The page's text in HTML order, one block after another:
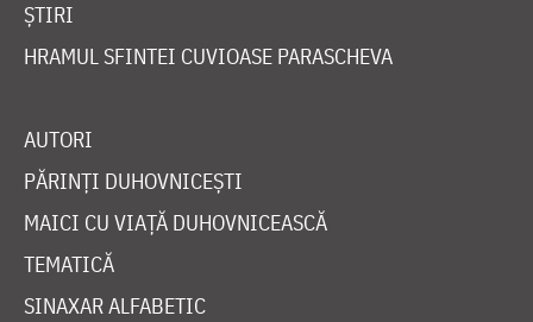
ȘTIRI
HRAMUL SFINTEI CUVIOASE PARASCHEVA
AUTORI
PĂRINȚI DUHOVNICEȘTI
MAICI CU VIAȚĂ DUHOVNICEASCĂ
TEMATICĂ
SINAXAR ALFABETIC